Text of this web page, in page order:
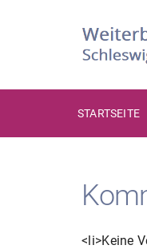
STARTSEITE
<li>Keine